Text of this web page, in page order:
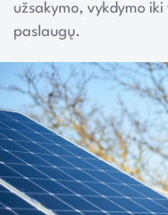
užsakymo, vykdymo
paslaugų.